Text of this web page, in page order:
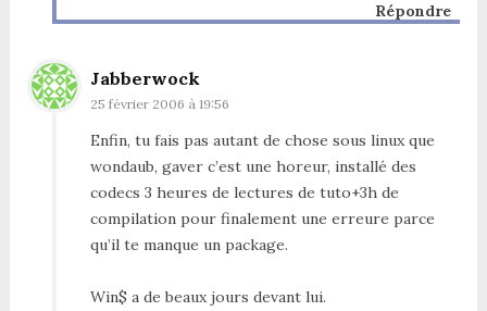
Répondre
Jabberwock
25 février 2006 à 19:56
Enfin, tu fais pas autant de chose sous linux que
wondaub, gaver c’est une horeur, installé des
codecs 3 heures de lectures de tuto+3h de
compilation pour finalement une erreure parce
qu’il te manque un package.
Win$ a de beaux jours devant lui.